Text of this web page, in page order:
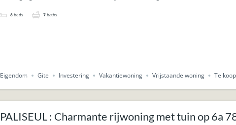
8 beds 7 baths
Eigendom Gite Investering Vakantiewoning Vrijstaande woning Te koop
PALISEUL : Charmante rijwoning met tuin op 6a